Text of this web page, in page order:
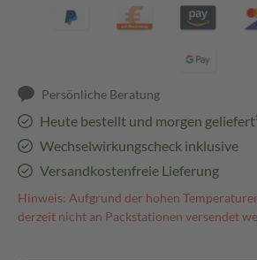
Persönliche Beratung
Heute bestellt und morgen
Wechselwirkungscheck inklusive
Versandkostenfreie Lieferung
Hinweis: Aufgrund der hohen
derzeit nicht an Packstationen versendet